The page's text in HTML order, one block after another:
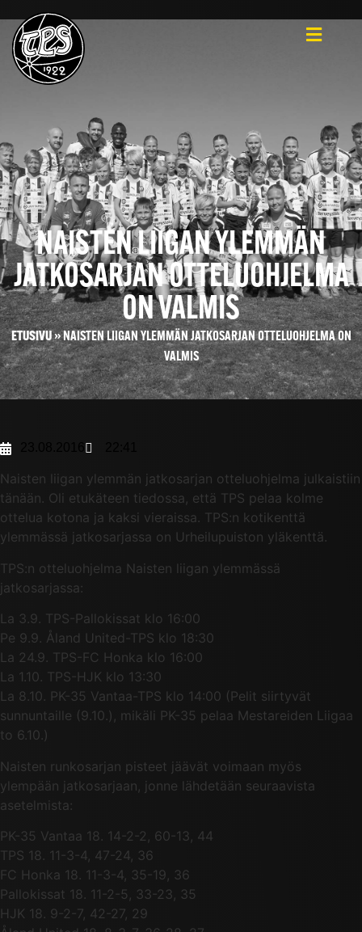
NAISTEN LIIGAN YLEMMÄN
JATKOSARJAN OTTELUOHJELMA
ON VALMIS
ETUSIVU»NAISTEN LIIGAN YLEMMÄN JATKOSARJAN OTTELUOHJELMA ON
VALMIS
Naisten liigan ylemmän jatkosarjan otteluohjelma julkaistiin
tänään. Oli etukäteen tiedossa, että TPS pelaa kolme
ottelua kotona ja kaksi vieraissa. TPS:n kotikenttä
ylemmässä jatkosarjassa on Urheilupuiston yläkenttä.
TPS:n otteluohjelma Naisten liigan ylemmässä
jatkosarjassa:
La 3.9. TPS-Pallokissat klo 16:00
Pe 9.9. Åland United-TPS klo 18:30
La 24.9. TPS-FC Honka klo 16:00
La 1.10. TPS-HJK klo 13:30
La 8.10. PK-35 Vantaa-TPS klo 14:00 (Pelit siirtyvät
sunnuntaille (9.10.), mikäli PK-35 pelaa Mestareiden Liigaa
to 6.10.)
Naisten runkosarjan pisteet jäävät voimaan myös
ylempään jatkosarjaan, jonne lähdetään seuraavista
asetelmista:
PK-35 Vantaa 18. 14-2-2, 60-13, 44
TPS 18. 11-3-4, 47-24, 36
FC Honka 18. 11-3-4, 35-19, 36
Pallokissat 18. 11-2-5, 33-23, 35
HJK 18. 9-2-7, 42-27, 29